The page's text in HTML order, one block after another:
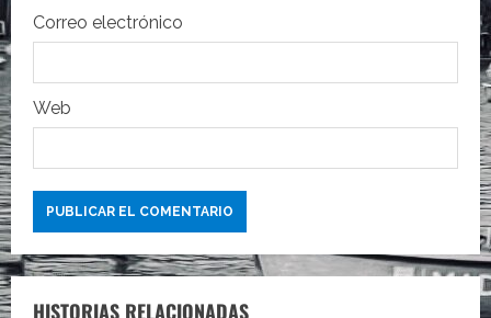
d
a
s
Correo electrónico
Web
HISTORIAS RELACIONADAS